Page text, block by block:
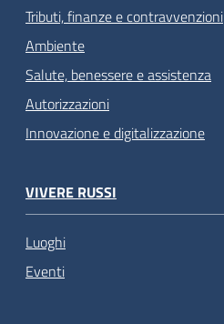
Tributi, finanze e contravvenzioni
Ambiente
Salute, benessere e assistenza
Autorizzazioni
Innovazione e digitalizzazione
VIVERE RUSSI
Luoghi
Eventi